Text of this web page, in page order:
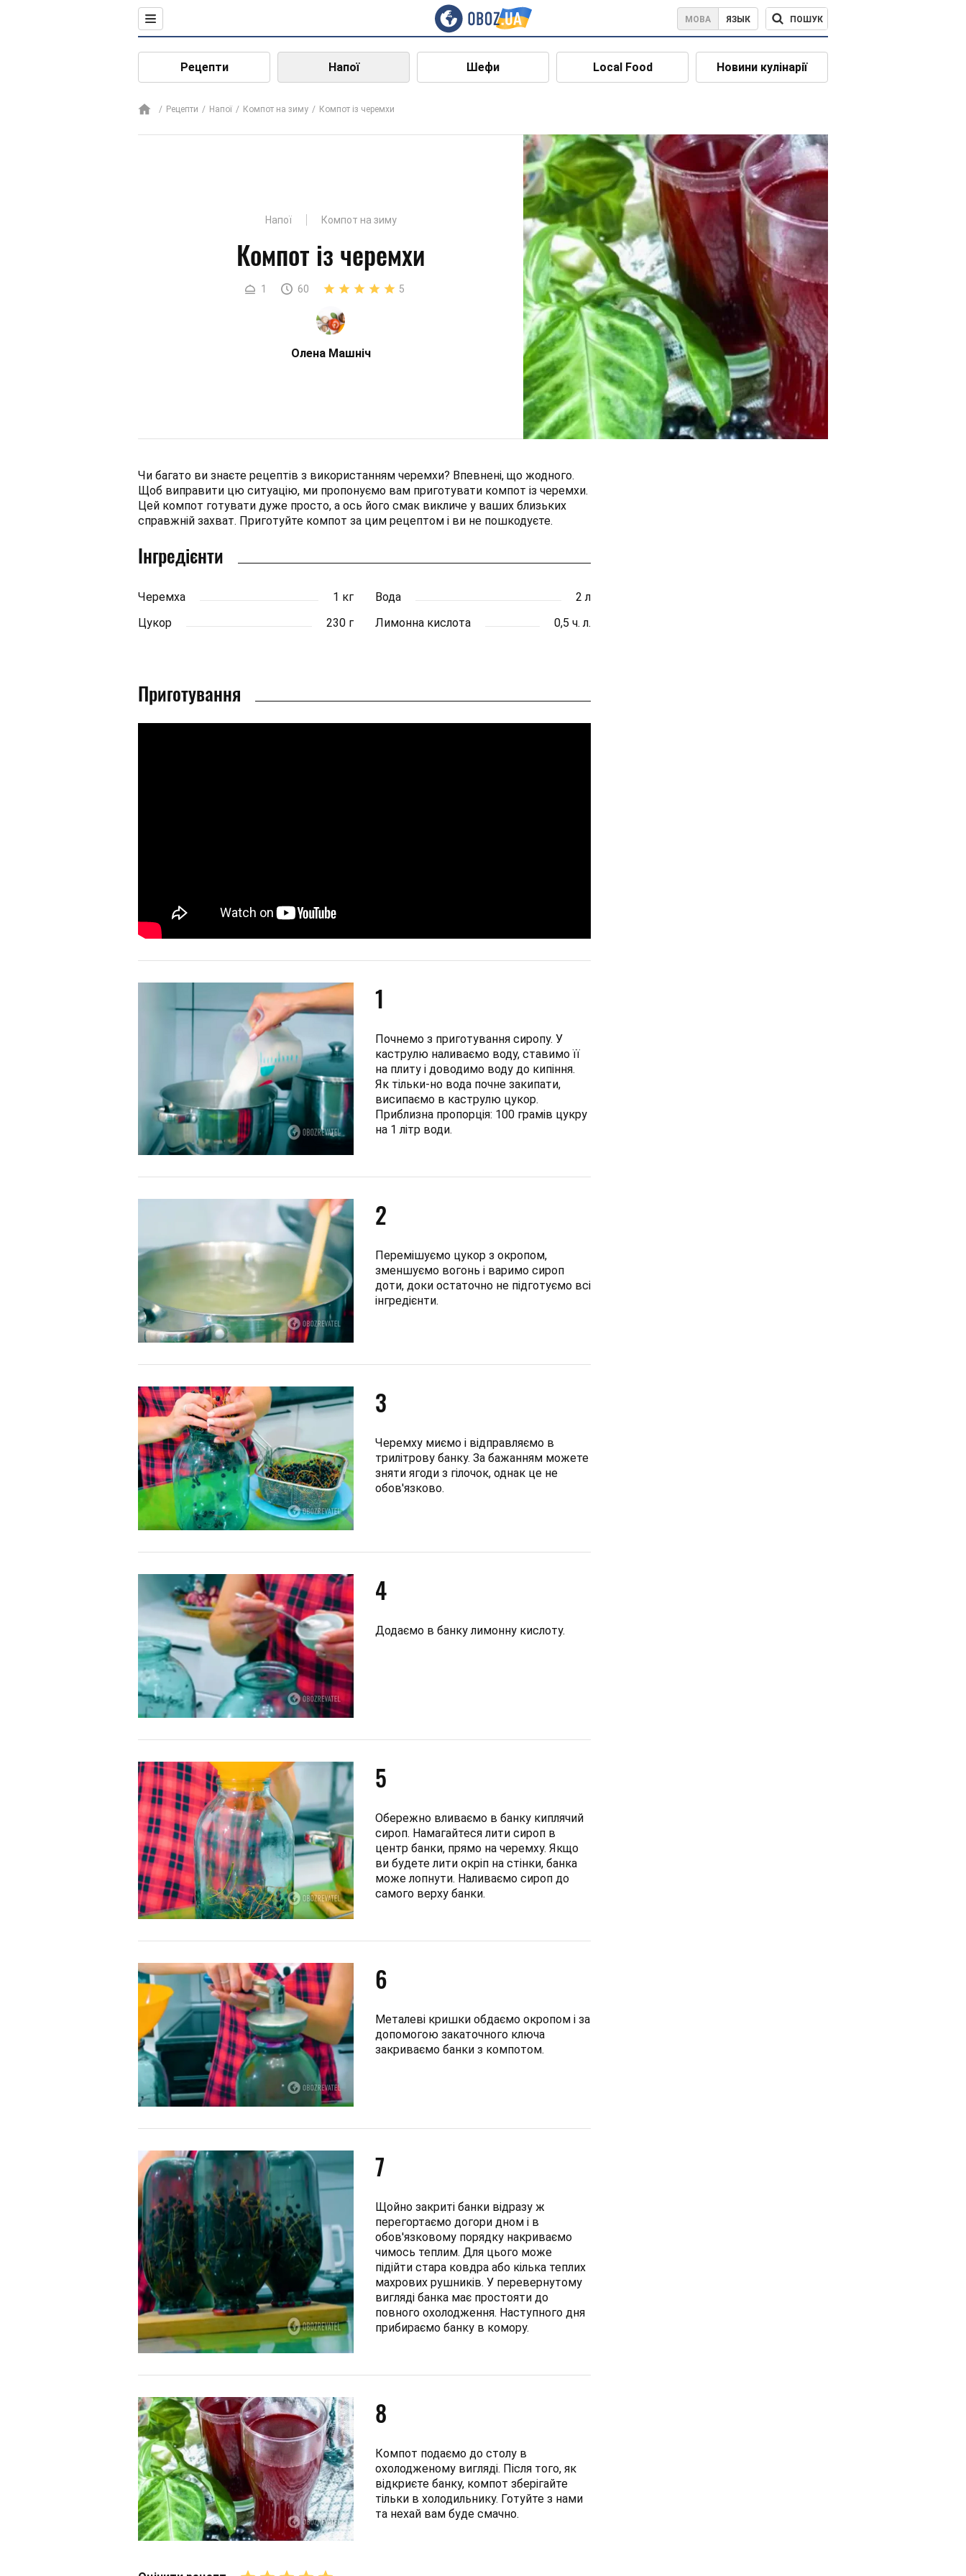
МОВА ЯЗЫК ПОШУК
Рецепти Напої Шефи Local Food Новини кулінарії
Рецепти Напої Компот на зиму Компот із черемхи
Напої Компот на зиму
Компот із черемхи
1 60 5
Олена Машніч
Чи багато ви знаєте рецептів з використанням черемхи? Впевнені, що жодного.
Щоб виправити цю ситуацію, ми пропонуємо вам приготувати компот із черемхи.
Цей компот готувати дуже просто, а ось його смак викличе у ваших близьких
справжній захват. Приготуйте компот за цим рецептом і ви не пошкодуєте.
Інгредієнти
Черемха 1 кг Вода
2 л
Цукор
230 г Лимонна кислота 0,5 ч. л.
Приготування
1
Почнемо з приготування сиропу. У
каструлю наливаємо воду, ставимо її
на плиту і доводимо воду до кипіння.
Як тільки-но вода почне закипати,
висипаємо в каструлю цукор.
Приблизна пропорція: 100 грамів цукру
на 1 літр води.
2
Перемішуємо цукор з окропом,
зменшуємо вогонь і варимо сироп
доти, доки остаточно не підготуємо всі
інгредієнти.
3
Черемху миємо і відправляємо в
трилітрову банку. За бажанням можете
зняти ягоди з гілочок, однак це не
обов'язково.
4
Додаємо в банку лимонну кислоту.
5
Обережно вливаємо в банку киплячий
сироп. Намагайтеся лити сироп в
центр банки, прямо на черемху. Якщо
ви будете лити окріп на стінки, банка
може лопнути. Наливаємо сироп до
самого верху банки.
6
Металеві кришки обдаємо окропом і за
допомогою закаточного ключа
закриваємо банки з компотом.
7
Щойно закриті банки відразу ж
перегортаємо догори дном і в
обов'язковому порядку накриваємо
чимось теплим. Для цього може
підійти стара ковдра або кілька теплих
махрових рушників. У перевернутому
вигляді банка має простояти до
повного охолодження. Наступного дня
прибираємо банку в комору.
8
Компот подаємо до столу в
охолодженому вигляді. Після того, як
відкриєте банку, компот зберігайте
тільки в холодильнику. Готуйте з нами
та нехай вам буде смачно.